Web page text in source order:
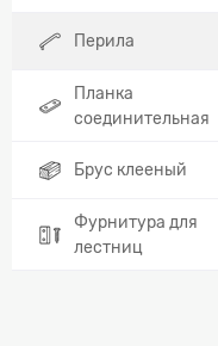
Перила
Планка
соединительная
Брус клееный
Фурнитура для
лестниц